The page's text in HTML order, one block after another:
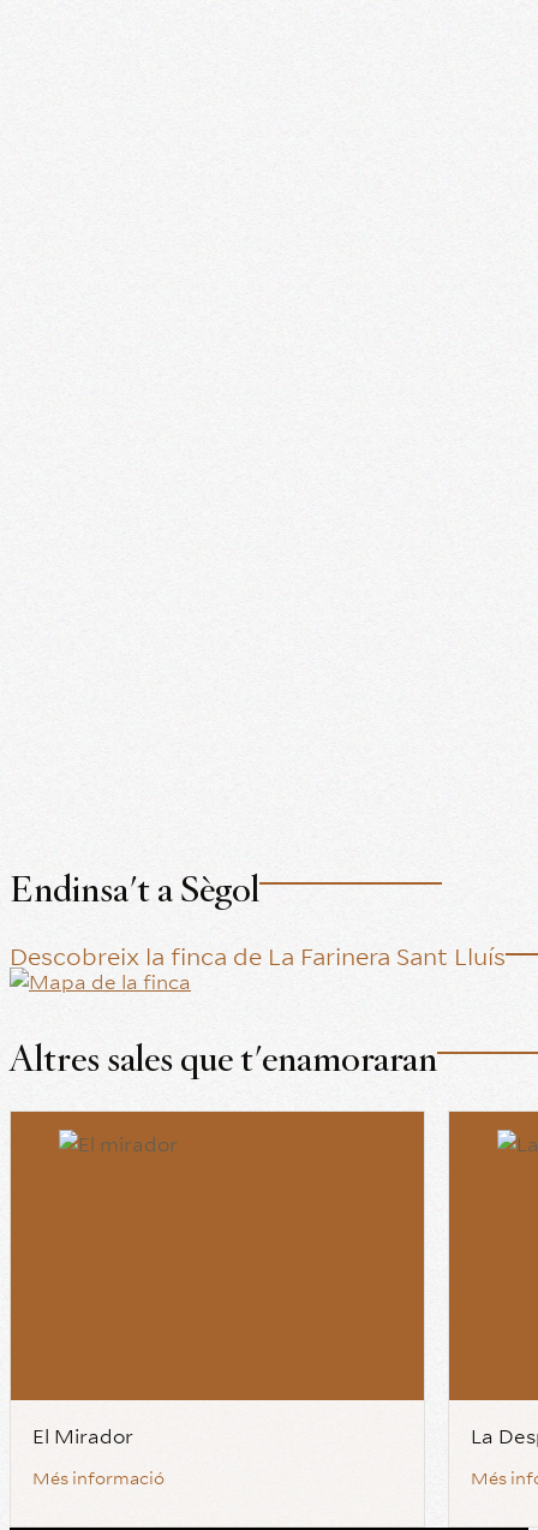
Endinsa't a Sègol
Descobreix la finca de La Farinera Sant Lluís
Altres sales que t'enamoraran
El Mirador
Més informació
La
Més